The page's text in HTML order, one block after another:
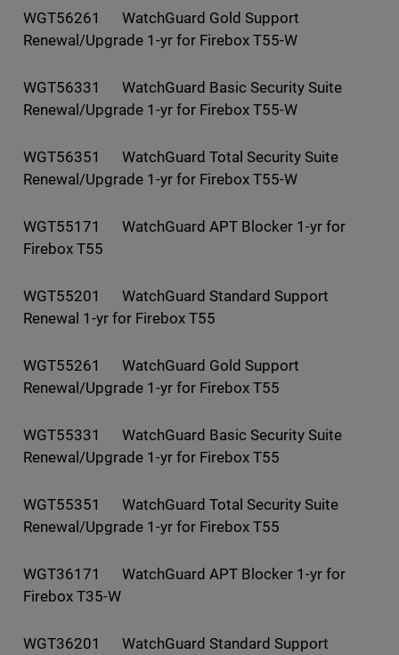
WGT56261 WatchGuard Gold Support
Renewal/Upgrade 1-yr for Firebox T55-W
WGT56331 WatchGuard Basic Security Suite
Renewal/Upgrade 1-yr for Firebox T55-W
WGT56351 WatchGuard Total Security Suite
Renewal/Upgrade 1-yr for Firebox T55-W
WGT55171 WatchGuard APT Blocker 1-yr for
Firebox T55
WGT55201 WatchGuard Standard Support
Renewal 1-yr for Firebox T55
WGT55261 WatchGuard Gold Support
Renewal/Upgrade 1-yr for Firebox T55
WGT55331 WatchGuard Basic Security Suite
Renewal/Upgrade 1-yr for Firebox T55
WGT55351 WatchGuard Total Security Suite
Renewal/Upgrade 1-yr for Firebox T55
WGT36171 WatchGuard APT Blocker 1-yr for
Firebox T35-W
WGT36201 WatchGuard Standard Support